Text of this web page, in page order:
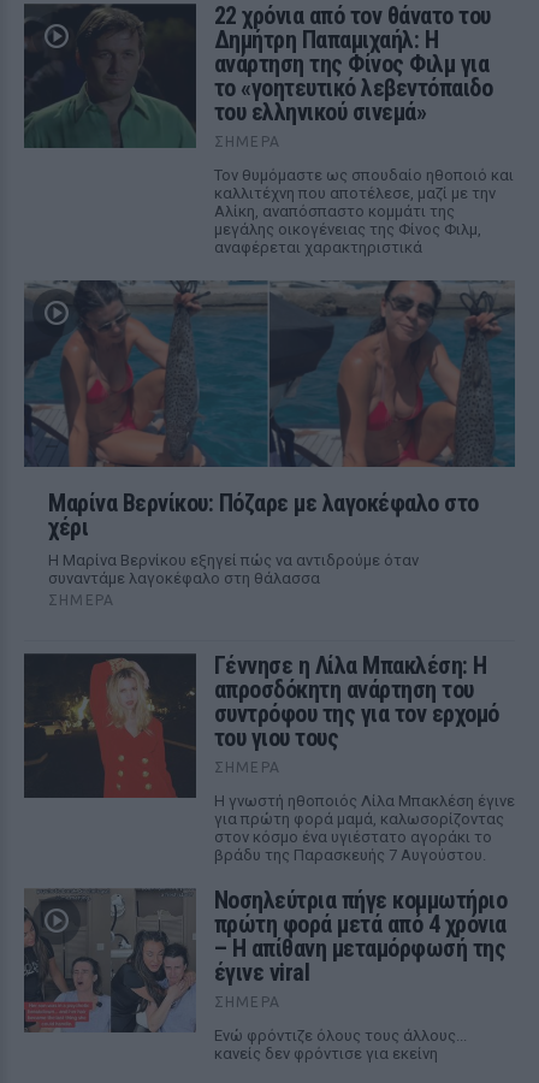
22 χρόνια από τον θάνατο του
Δημήτρη Παπαμιχαήλ: Η
ανάρτηση της Φίνος Φιλμ για
το «γοητευτικό λεβεντόπαιδο
του ελληνικού σινεμά»
ΣΉΜΕΡΑ
Τον θυμόμαστε ως σπουδαίο ηθοποιό και
καλλιτέχνη που αποτέλεσε, μαζί με την
Αλίκη, αναπόσπαστο κομμάτι της
μεγάλης οικογένειας της Φίνος Φιλμ,
αναφέρεται χαρακτηριστικά
Μαρίνα Βερνίκου: Πόζαρε με λαγοκέφαλο στο
χέρι
Η Μαρίνα Βερνίκου εξηγεί πώς να αντιδρούμε όταν
συναντάμε λαγοκέφαλο στη θάλασσα
ΣΉΜΕΡΑ
Γέννησε η Λίλα Μπακλέση: Η
απροσδόκητη ανάρτηση του
συντρόφου της για τον ερχομό
του γιου τους
ΣΉΜΕΡΑ
Η γνωστή ηθοποιός Λίλα Μπακλέση έγινε
για πρώτη φορά μαμά, καλωσορίζοντας
στον κόσμο ένα υγιέστατο αγοράκι το
βράδυ της Παρασκευής 7 Αυγούστου.
Νοσηλεύτρια πήγε κομμωτήριο
πρώτη φορά μετά από 4 χρόνια
– Η απίθανη μεταμόρφωσή της
έγινε viral
ΣΉΜΕΡΑ
Ενώ φρόντιζε όλους τους άλλους...
κανείς δεν φρόντισε για εκείνη